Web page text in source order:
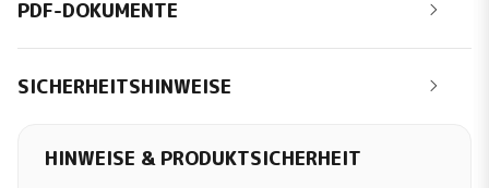
PDF-DOKUMENTE
SICHERHEITSHINWEISE
HINWEISE & PRODUKTSICHERHEIT